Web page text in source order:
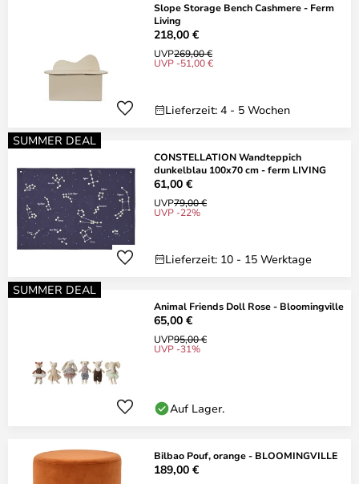
Slope Storage Bench Cashmere - Ferm
Living
218,00 €
UVP269,00 €
UVP -51,00 €
Lieferzeit: 4 - 5 Wochen
SUMMER DEAL
CONSTELLATION Wandteppich
dunkelblau 100x70 cm - ferm LIVING
61,00 €
UVP79,00 €
UVP -22%
Lieferzeit: 10 - 15 Werktage
SUMMER DEAL
Animal Friends Doll Rose - Bloomingville
65,00 €
UVP95,00 €
UVP -31%
Auf Lager.
Bilbao Pouf, orange - BLOOMINGVILLE
189,00 €